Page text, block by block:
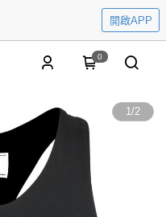
開啟APP
0
1/2